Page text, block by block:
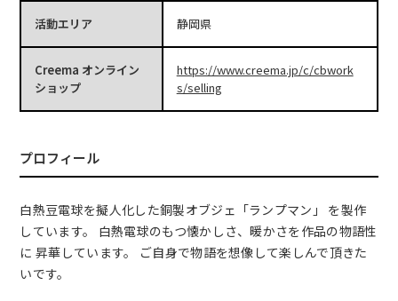
活動エリア 静岡県
Creema オンライン
ショップ
https://www.creema.jp/c/cbwork
s/selling
プロフィール
白熱豆電球を擬人化した銅製オブジェ「ランプマン」 を製作
しています。 白熱電球のもつ懐かしさ、暖かさを作品の物語性
に 昇華しています。 ご自身で物語を想像して楽しんで頂きた
いです。